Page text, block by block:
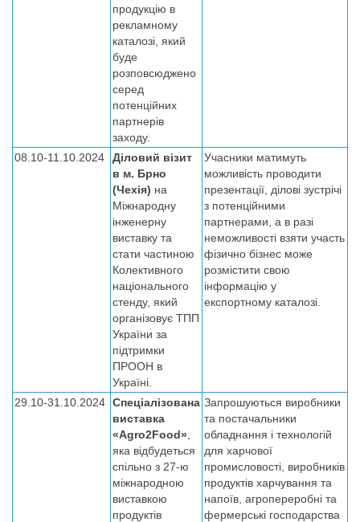
продукцію в
рекламному
каталозі, який
буде
розповсюджено
серед
потенційних
партнерів
заходу.
08.10-11.10.2024
Діловий візит
в м. Брно
(Чехія) на
Міжнародну
інженерну
виставку та
стати частиною
Колективного
національного
стенду, який
організовує ТПП
України за
підтримки
ПРООН в
Україні.
Учасники матимуть
можливість проводити
презентації, ділові зустрічі
з потенційними
партнерами, а в разі
неможливості взяти участь
фізично бізнес може
розмістити свою
інформацію у
експортному каталозі.
29.10-31.10.2024 Спеціалізована
виставка
«Agro2Food»
яка відбудеться
спільно з 27-ю
міжнародною
виставкою
продуктів
Запрошуються виробники
та постачальники
обладнання і технологій
для харчової
промисловості, виробників
продуктів харчування та
напоїв, агропереробні та
фермерські господарства